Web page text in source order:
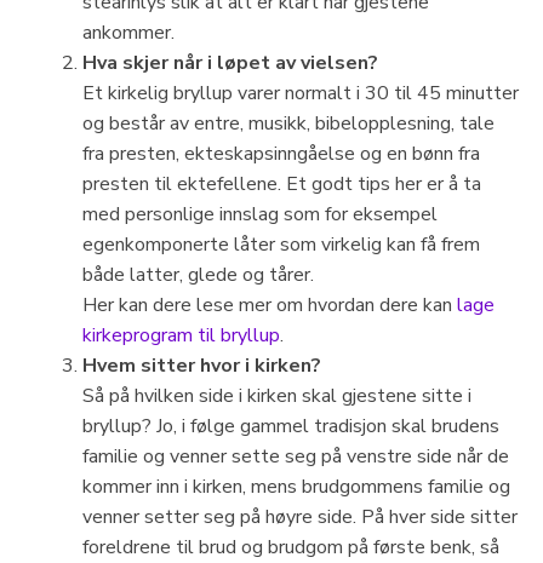
ankommer.
Hva skjer når i løpet av vielsen?
Et kirkelig bryllup varer normalt i 30 til 45 minutter
og består av entre, musikk, bibelopplesning, tale
fra presten, ekteskapsinngåelse og en bønn fra
presten til ektefellene. Et godt tips her er å ta
med personlige innslag som for eksempel
egenkomponerte låter som virkelig kan få frem
både latter, glede og tårer.
Her kan dere lese mer om hvordan dere kan lage
kirkeprogram til bryllup.
Hvem sitter hvor i kirken?
Så på hvilken side i kirken skal gjestene sitte i
bryllup? Jo, i følge gammel tradisjon skal brudens
familie og venner sette seg på venstre side når de
kommer inn i kirken, mens brudgommens familie og
venner setter seg på høyre side. På hver side sitter
foreldrene til brud og brudgom på første benk, så